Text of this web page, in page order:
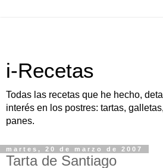
i-Recetas
Todas las recetas que he hecho,
interés en los postres: tartas,
panes.
martes, 20 de marzo de 2007
Tarta de Santiago